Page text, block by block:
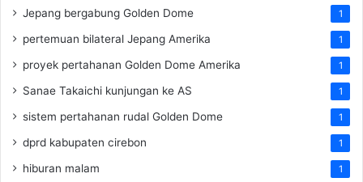
Jepang bergabung Golden Dome 1
pertemuan bilateral Jepang Amerika 1
proyek pertahanan Golden Dome Amerika 1
Sanae Takaichi kunjungan ke AS 1
sistem pertahanan rudal Golden Dome 1
dprd kabupaten cirebon 1
hiburan malam 1